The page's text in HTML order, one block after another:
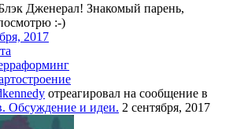
Дженерал! Знакомый парень,
:-)
2017
отреагировал на сообщение в
Обсуждение и идеи. 2 сентября, 2017